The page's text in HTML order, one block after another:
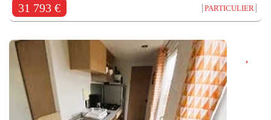
31 793 € PARTICULIER